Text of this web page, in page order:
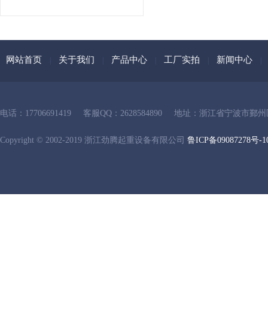
网站首页 关于我们 产品中心 工厂实拍 新闻中心
电话：17706691419 客服QQ：2628584890 地址：浙江省宁波市鄞州
Copyright © 2002-2019 浙江劲腾起重设备有限公司 鲁ICP备09087278号-